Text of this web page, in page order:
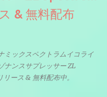
& 無料配布
ミックスペクトラムイコライ
ナンスサプレッサー ZL
ース & 無料配布中。